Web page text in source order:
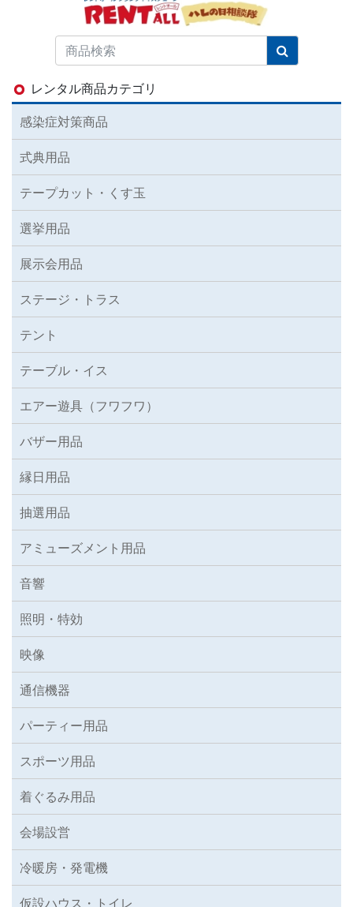
レンタル商品カテゴリ
感染症対策商品
式典用品
テープカット・くす玉
選挙用品
展示会用品
ステージ・トラス
テント
テーブル・イス
エアー遊具（フワフワ）
バザー用品
縁日用品
抽選用品
アミューズメント用品
音響
照明・特効
映像
通信機器
パーティー用品
スポーツ用品
着ぐるみ用品
会場設営
冷暖房・発電機
仮設ハウス・トイレ